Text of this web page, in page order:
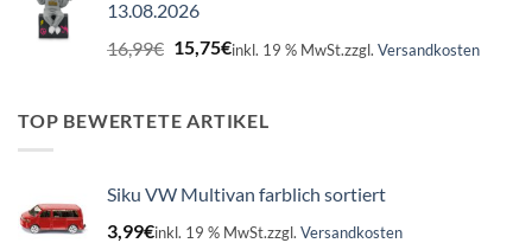
13.08.2026
16,99€ Ursprünglicher
16,99€
15,75€Aktueller
15,75€.
inkl. 19 % MwSt.zzgl. Versandkosten
TOP BEWERTETE ARTIKEL
Siku VW Multivan farblich sortiert
3,99€inkl. 19 % MwSt.zzgl. Versandkosten